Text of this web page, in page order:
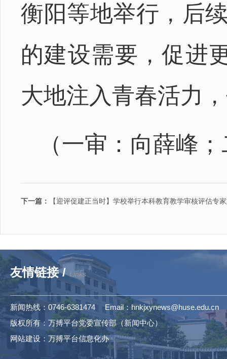
衡阳等地举行，后
的建设需要，促进
大地注入青春活力
（一审：向薛峰
下一篇： 【迎评促建正当时】学校举行本科教育教学审核评估专
友情链接 /Links
新闻热线：0746-6381474 Email：hnkjxynews@huse.edu.cn
版权所有：万搏平台党委宣传部（新闻中心）
网站建设：万搏平台信息化办